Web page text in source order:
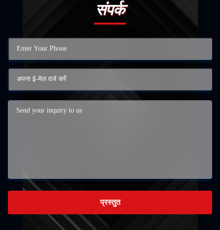
संपर्क
प्रस्तुत